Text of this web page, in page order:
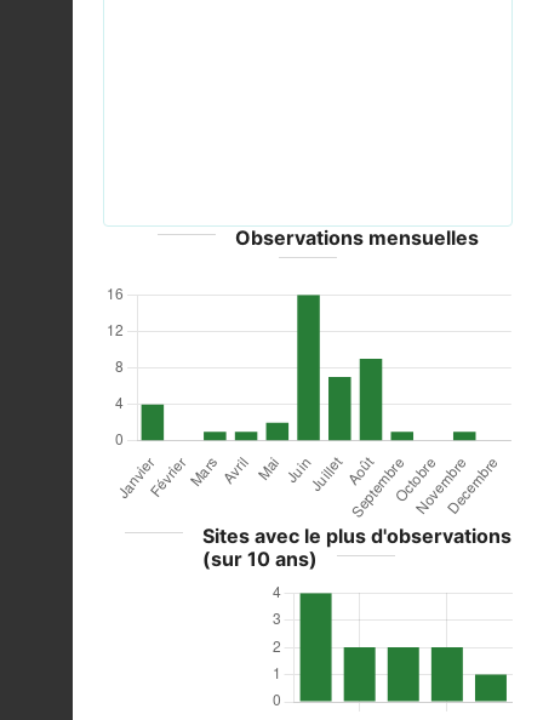
Observations mensuelles
Sites avec le plus d'observations
(sur 10 ans)